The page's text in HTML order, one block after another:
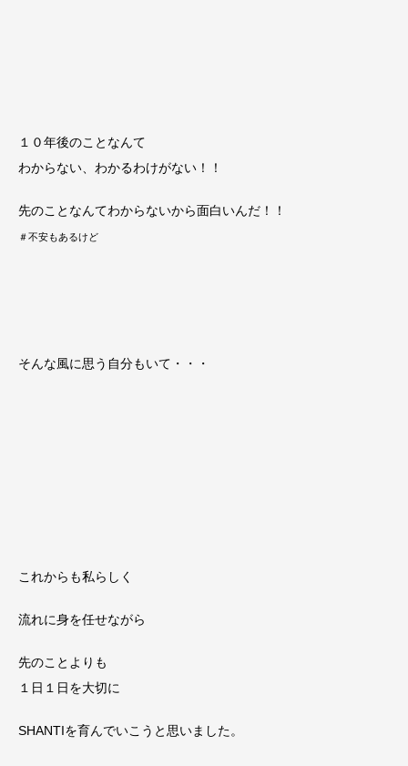
１０年後のことなんて
わからない、わかるわけがない！！
先のことなんてわからないから面白いんだ！！
＃不安もあるけど
そんな風に思う自分もいて・・・
これからも私らしく
流れに身を任せながら
先のことよりも
１日１日を大切に
SHANTIを育んでいこうと思いました。